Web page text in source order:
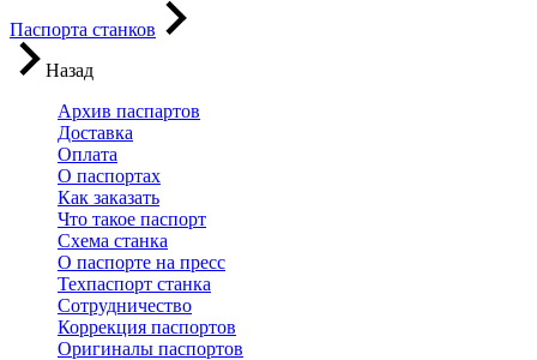
Паспорта станков
Назад
Архив паспартов
Доставка
Оплата
О паспортах
Как заказать
Что такое паспорт
Схема станка
О паспорте на пресс
Техпаспорт станка
Сотрудничество
Коррекция паспортов
Оригиналы паспортов